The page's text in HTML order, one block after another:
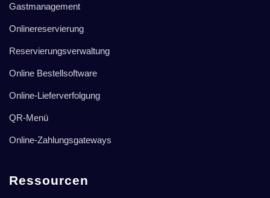
Gastmanagement
Onlinereservierung
Reservierungsverwaltung
Online Bestellsoftware
Online-Lieferverfolgung
QR-Menü
Online-Zahlungsgateways
Ressourcen